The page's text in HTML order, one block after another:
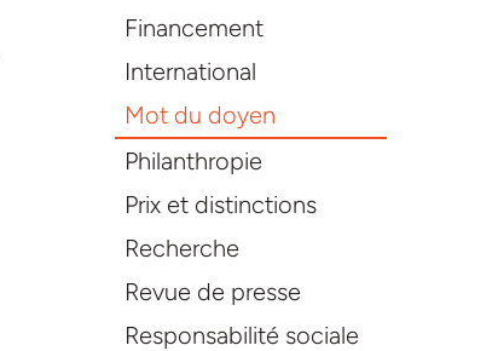
Financement
International
Mot du doyen
Philanthropie
Prix et distinctions
Recherche
Revue de presse
Responsabilité sociale